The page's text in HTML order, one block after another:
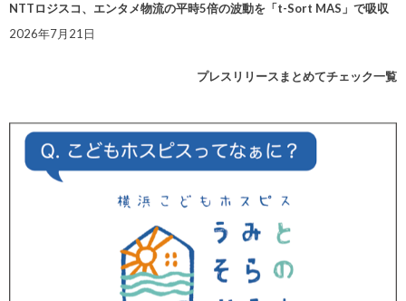
NTTロジスコ、エンタメ物流の平時5倍の波動を「t-Sort MAS」で吸収
2026年7月21日
プレスリリースまとめてチェック一覧